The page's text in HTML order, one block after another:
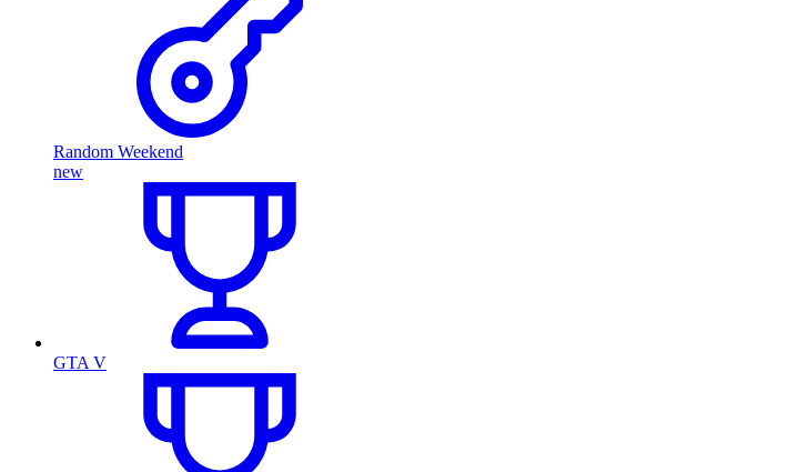
Random Weekend
new
GTA V